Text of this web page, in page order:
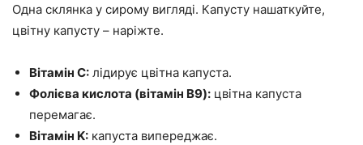
Одна склянка у сирому вигляді. Капусту нашаткуйте,
цвітну капусту – наріжте.
Вітамін C: лідирує цвітна капуста.
Фолієва кислота (вітамін B9): цвітна капуста
перемагає.
Вітамін K: капуста випереджає.